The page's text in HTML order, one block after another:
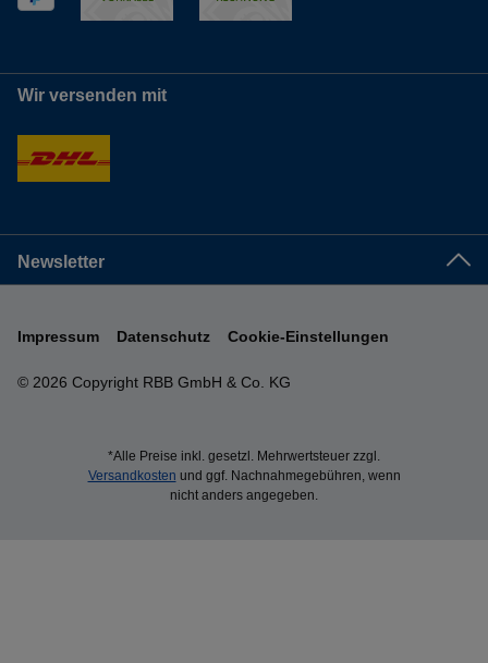
Wir versenden mit
Newsletter
© 2026 Copyright RBB GmbH & Co. KG
Impressum Datenschutz Cookie-Einstellungen
*Alle Preise inkl. gesetzl. Mehrwertsteuer zzgl.
Versandkosten und ggf. Nachnahmegebühren, wenn
nicht anders angegeben.